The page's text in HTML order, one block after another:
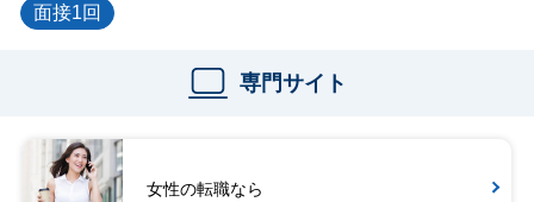
面接1回
専門サイト
女性の転職なら